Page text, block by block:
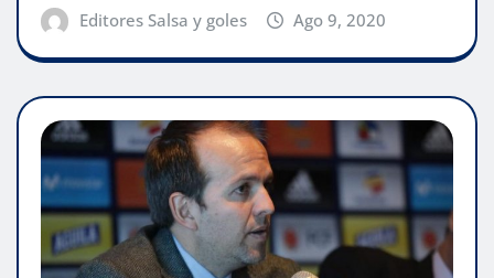
Editores Salsa y goles Ago 9, 2020